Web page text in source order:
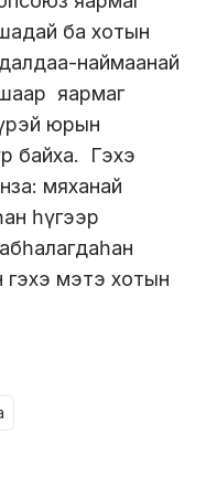
ба хотын
наймаанай
яармаг
юрын
байха. Гэхэ
мяханай
һүгээр
гэхэ мэтэ хотын